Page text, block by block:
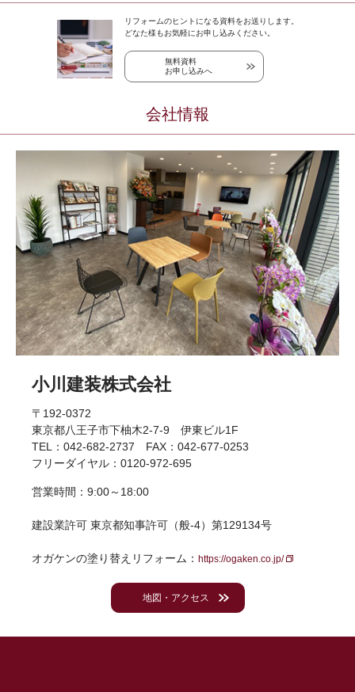
リフォームのヒントになる資料をお送りします。
どなた様もお気軽にお申し込みください。
無料資料
お申し込みへ
会社情報
小川建装株式会社
〒192-0372
東京都八王子市下柚木2-7-9 伊東ビル1F
TEL：042-682-2737 FAX：042-677-0253
フリーダイヤル：0120-972-695
営業時間：9:00～18:00
建設業許可 東京都知事許可（般-4）第129134号
オガケンの塗り替えリフォーム： https://ogaken.co.jp/
地図・アクセス